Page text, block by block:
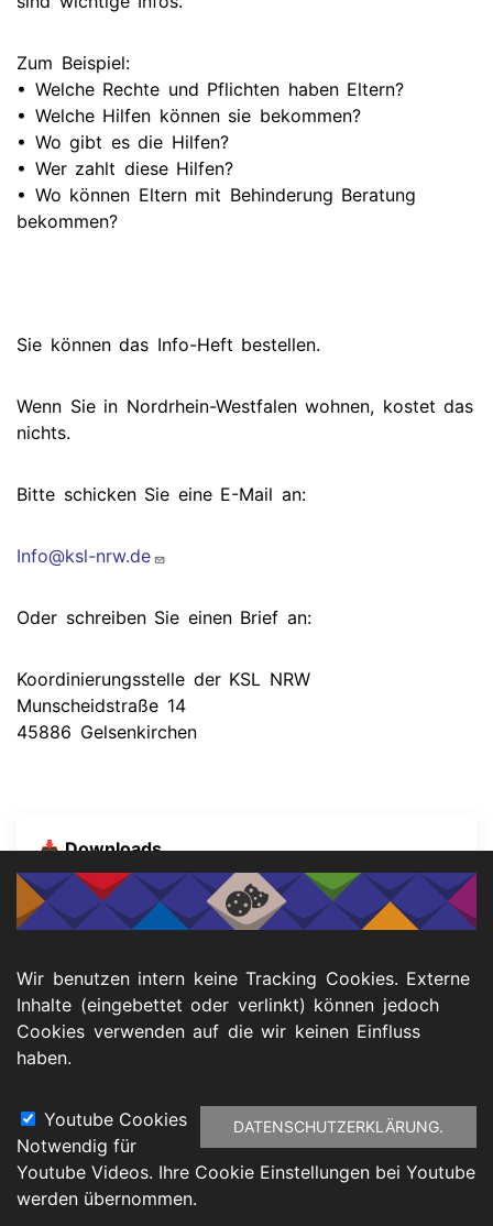
Zum Beispiel:
• Welche Rechte und Pflichten haben Eltern?
• Welche Hilfen können sie bekommen?
• Wo gibt es die Hilfen?
• Wer zahlt diese Hilfen?
• Wo können Eltern mit Behinderung Beratung
bekommen?
Sie können das Info-Heft bestellen.
Wenn Sie in Nordrhein-Westfalen wohnen, kostet das
nichts.
Bitte schicken Sie eine E-Mail an:
Info@ksl-nrw.de
Oder schreiben Sie einen Brief an:
Koordinierungsstelle der KSL NRW
Munscheidstraße 14
45886 Gelsenkirchen
📥 Downloads
KSL-Konkret #3 Eltern mit Behinderung
Footer Barrierefreiheitserklärung
Wir benutzen intern keine Tracking Cookies. Externe
Inhalte (eingebettet oder verlinkt) können jedoch
Cookies verwenden auf die wir keinen Einfluss
haben.
DATENSCHUTZERKLÄRUNG.
Youtube Cookies
Notwendig für
Youtube Videos. Ihre Cookie Einstellungen bei Youtube
werden übernommen.